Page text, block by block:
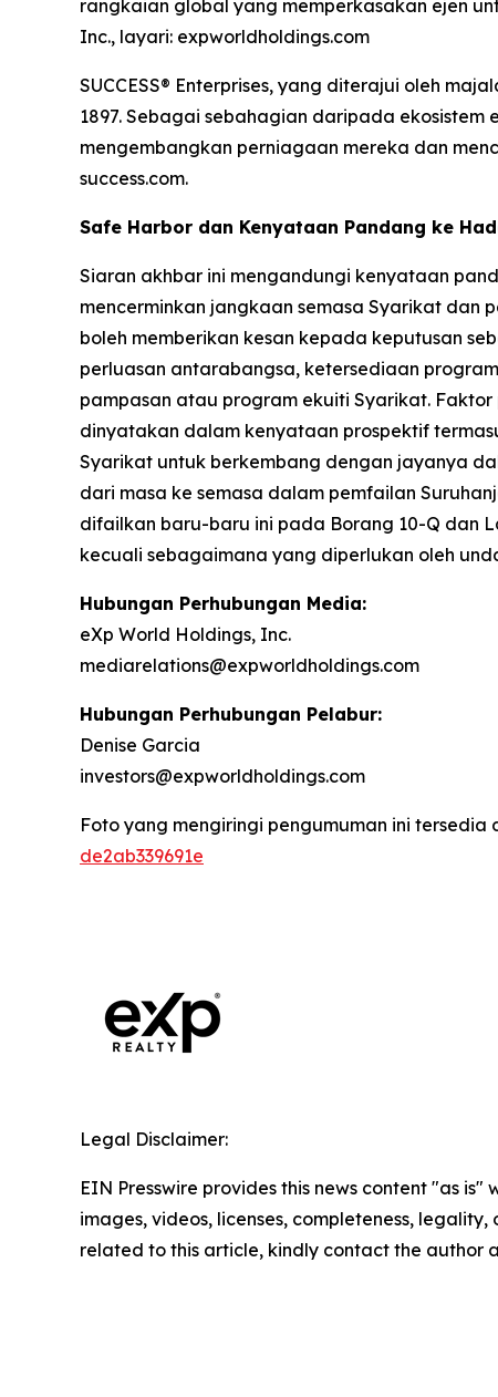
rangkaian global yang memperkasakan ejen
Inc., layari: expworldholdings.com
SUCCESS® Enterprises, yang diterajui oleh
1897. Sebagai sebahagian daripada
mengembangkan perniagaan mereka dan
success.com.
Safe Harbor dan Kenyataan Pandang ke
Siaran akhbar ini mengandungi kenyataan
mencerminkan jangkaan semasa Syarikat
boleh memberikan kesan kepada keputusan
perluasan antarabangsa, ketersediaan
pampasan atau program ekuiti Syarikat.
dinyatakan dalam kenyataan prospektif
Syarikat untuk berkembang dengan jayanya
dari masa ke semasa dalam pemfailan
difailkan baru-baru ini pada Borang 10-Q dan
kecuali sebagaimana yang diperlukan oleh
Hubungan Perhubungan Media:
eXp World Holdings, Inc.
mediarelations@expworldholdings.com
Hubungan Perhubungan Pelabur:
Denise Garcia
investors@expworldholdings.com
Foto yang mengiringi pengumuman ini tersedia
de2ab339691e
Legal Disclaimer:
EIN Presswire provides this news content "as
images, videos, licenses, completeness,
related to this article, kindly contact the author